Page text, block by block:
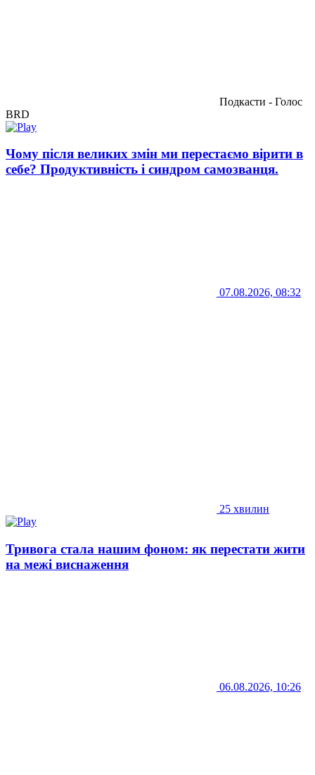
Подкасти - Голос
BRD
Чому після великих змін ми перестаємо вірити в
себе? Продуктивність і синдром самозванця.
07.08.2026, 08:32
25 хвилин
Тривога стала нашим фоном: як перестати жити
на межі виснаження
06.08.2026, 10:26